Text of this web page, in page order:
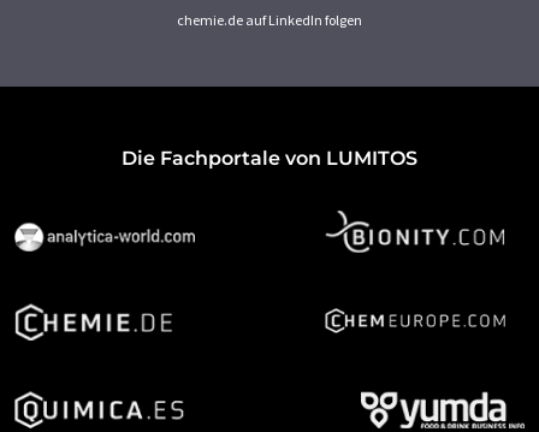
chemie.de auf LinkedIn folgen
Die Fachportale von LUMITOS